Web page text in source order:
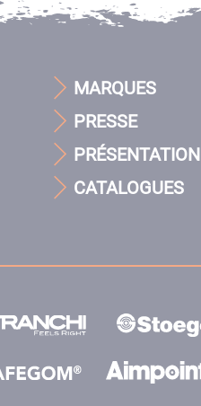
MARQUES
PRESSE
PRÉSENTATION
CATALOGUES